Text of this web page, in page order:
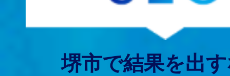
堺市で結果を出